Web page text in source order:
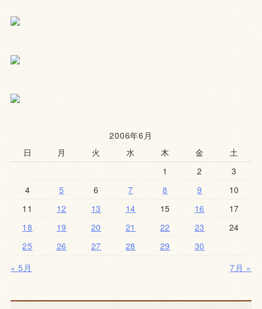
2006年6月
日
月 火 水 木 金
土
1
2
3
4
5 6 7 8 9
10
11
12 13 14 15 16
17
18
19 20 21 22 23
24
25
26 27 28 29
30
« 5月
7月 »